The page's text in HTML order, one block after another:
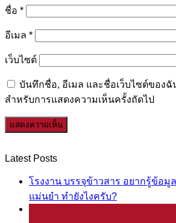
ชื่อ *
อีเมล *
เว็บไซต์
บันทึกชื่อ, อีเมล และชื่อเว็บไซต์ของฉั
สำหรับการแสดงความเห็นครั้งถัดไป
Latest Posts
โรงงาน บรรจุข้าวสาร อยากรู้ข้อ
แม่นยำ ทำยังไงครับ?